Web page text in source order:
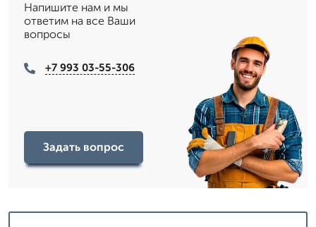
Напишите нам и мы
ответим на все Ваши
вопросы
+7 993 03-55-306
Задать вопрос